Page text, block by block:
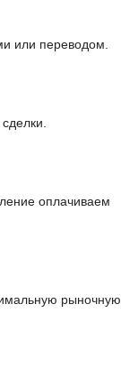
или переводом.
оплачиваем
рыночную